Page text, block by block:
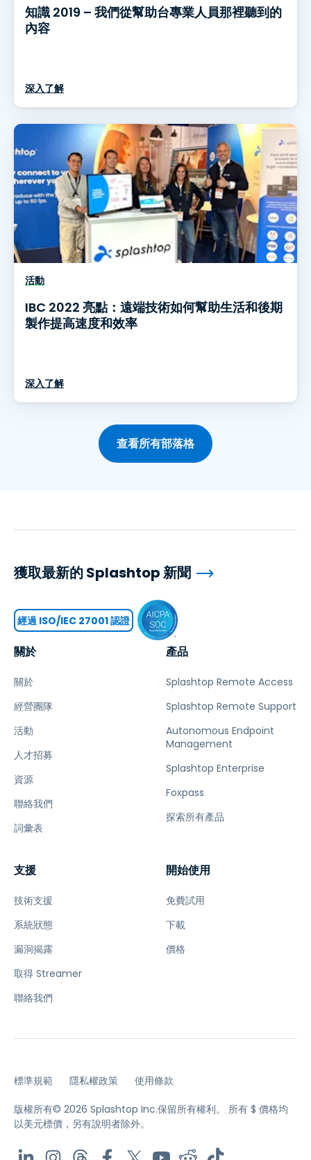
知識 2019 – 我們從幫助台專業人員那裡聽到的
內容
深入了解
活動
IBC 2022 亮點：遠端技術如何幫助生活和後期
製作提高速度和效率
深入了解
查看所有部落格
關於
關於
經營團隊
活動
人才招募
資源
聯絡我們
詞彙表
產品
Splashtop Remote Access
Splashtop Remote Support
Autonomous Endpoint
Management
Splashtop Enterprise
Foxpass
探索所有產品
支援
技術支援
系統狀態
漏洞揭露
取得 Streamer
聯絡我們
開始使用
免費試用
下載
價格
獲取最新的 Splashtop 新聞
經過 ISO/IEC 27001 認證
標準規範 隱私權政策 使用條款
版權所有© 2026 Splashtop Inc.保留所有權利。
所有 $ 價格均
以美元標價，另有說明者除外。